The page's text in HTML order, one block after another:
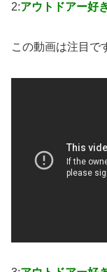
2:アウトドアー好
この動画は注目で